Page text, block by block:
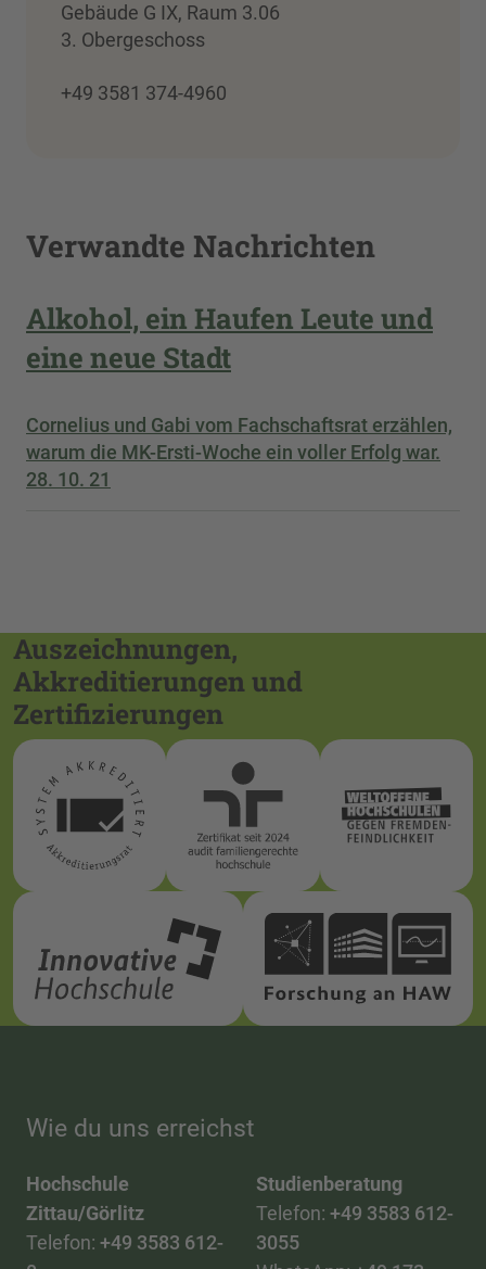
Gebäude G IX, Raum 3.06
3. Obergeschoss
+49 3581 374-4960
Verwandte Nachrichten
Alkohol, ein Haufen Leute und
eine neue Stadt
Cornelius und Gabi vom Fachschaftsrat erzählen,
warum die MK-Ersti-Woche ein voller Erfolg war.
28. 10. 21
Auszeichnungen,
Akkreditierungen und
Zertifizierungen
Wie du uns erreichst
Hochschule
Zittau/Görlitz
Telefon: +49 3583 612-
Studienberatung
Telefon: +49 3583 612-
3055